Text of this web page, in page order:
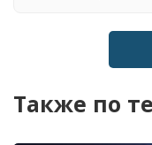
Также по